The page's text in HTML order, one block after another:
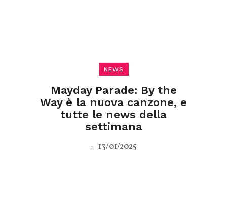
NEWS
Mayday Parade: By the
Way è la nuova canzone, e
tutte le news della
settimana
13/01/2025